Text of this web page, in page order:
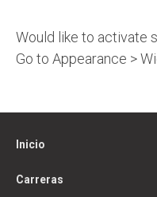
Would like to activate
Go to Appearance >
Inicio
Carreras